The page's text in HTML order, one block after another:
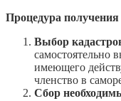
Процедура получения
Выбор
самостоятельно
имеющего
членство в
Сбор